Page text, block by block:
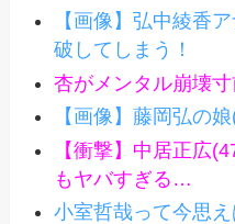
【画像】弘中綾香
破してしまう！
杏がメンタル崩壊
【画像】藤岡弘の
【衝撃】中居正広
もヤバすぎる…
小室哲哉って今思